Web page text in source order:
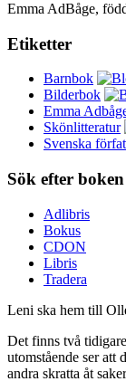
Emma AdBåge,
Etiketter
Barnbok
Bilderbok
Emma
Skönlitteratur
Svenska
Sök efter boken
Adlibris
Bokus
CDON
Libris
Tradera
Leni ska hem till
Det finns två
utomstående ser
andra skratta åt